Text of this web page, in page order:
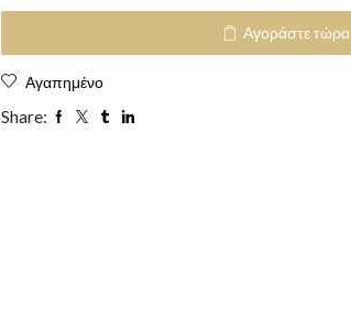
Αγοράστε τώρα
Αγαπημένο
Share: